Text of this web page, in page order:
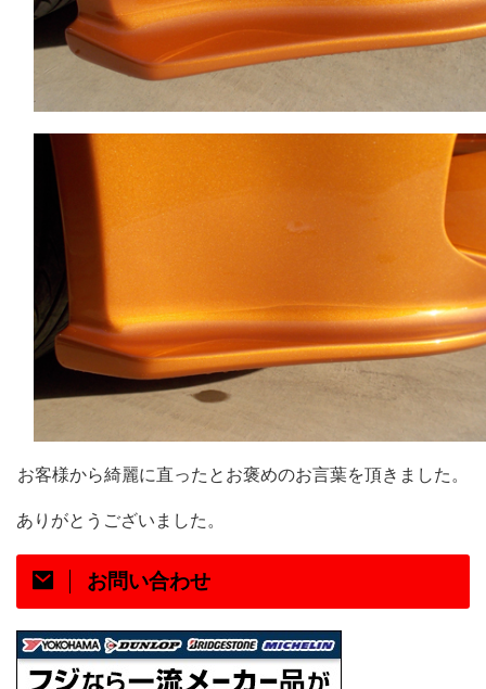
お客様から綺麗に直ったとお褒めのお言葉を頂きました。
ありがとうございました。
お問い合わせ